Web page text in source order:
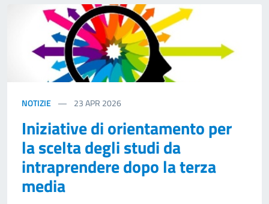
NOTIZIE 23APR 2026
Iniziative di orientamento per
la scelta degli studi da
intraprendere dopo la terza
media